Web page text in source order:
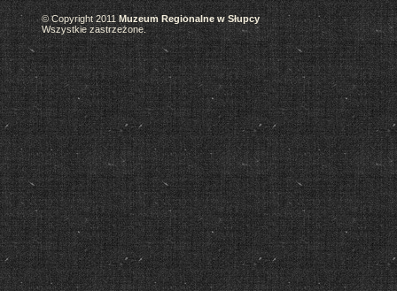
© Copyright 2011Muzeum Regionalne w Słupcy
Wszystkie zastrzeżone.